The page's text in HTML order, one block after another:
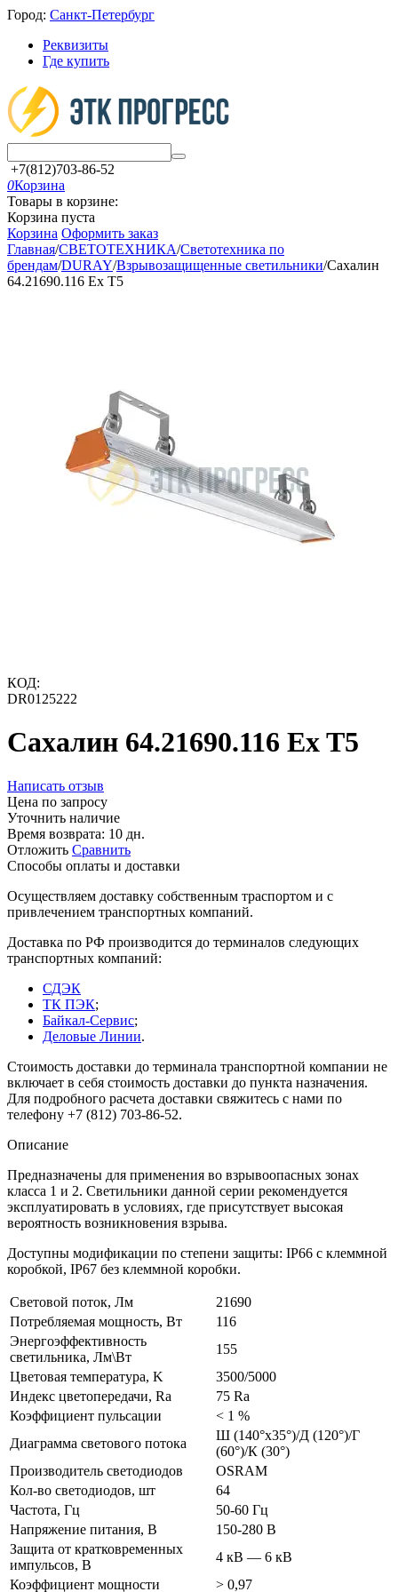
Город: Санкт-Петербург
Реквизиты
Где купить
+7(812)703-86-52
0Корзина
Товары в корзине:
Корзина пуста
Корзина Оформить заказ
Главная/СВЕТОТЕХНИКА/Светотехника по
брендам/DURAY/Взрывозащищенные светильники/Сахалин
64.21690.116 Ex T5
КОД:
DR0125222
Сахалин 64.21690.116 Ex T5
Написать отзыв
Цена по запросу
Уточнить наличие
Время возврата: 10 дн.
Отложить Сравнить
Способы оплаты и доставки
Осуществляем доставку собственным траспортом и с
привлечением транспортных компаний.
Доставка по РФ производится до терминалов следующих
транспортных компаний:
СДЭК
ТК ПЭК;
Байкал-Сервис;
Деловые Линии.
Стоимость доставки до терминала транспортной компании не
включает в себя стоимость доставки до пункта назначения.
Для подробного расчета доставки свяжитесь с нами по
телефону +7 (812) 703-86-52.
Описание
Предназначены для применения во взрывоопасных зонах
класса 1 и 2. Светильники данной серии рекомендуется
эксплуатировать в условиях, где присутствует высокая
вероятность возникновения взрыва.
Доступны модификации по степени защиты: IP66 с клеммной
коробкой, IP67 без клеммной коробки.
Световой поток, Лм
21690
Потребляемая мощность, Вт
116
Энергоэффективность
светильника, Лм\Вт
155
Цветовая температура, K
3500/5000
Индекс цветопередачи, Ra
75 Ra
Коэффициент пульсации
< 1 %
Диаграмма светового потока
Ш (140°х35°)/Д (120°)/Г
(60°)/К (30°)
Производитель светодиодов
OSRAM
Кол-во светодиодов, шт
64
Частота, Гц
50-60 Гц
Напряжение питания, В
150-280 В
Защита от кратковременных
импульсов, В
4 кВ — 6 кВ
Коэффициент мощности
> 0,97